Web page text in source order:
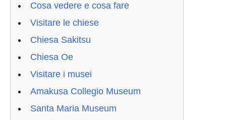
Cosa vedere e cosa fare
Visitare le chiese
Chiesa Sakitsu
Chiesa Oe
Visitare i musei
Amakusa Collegio Museum
Santa Maria Museum